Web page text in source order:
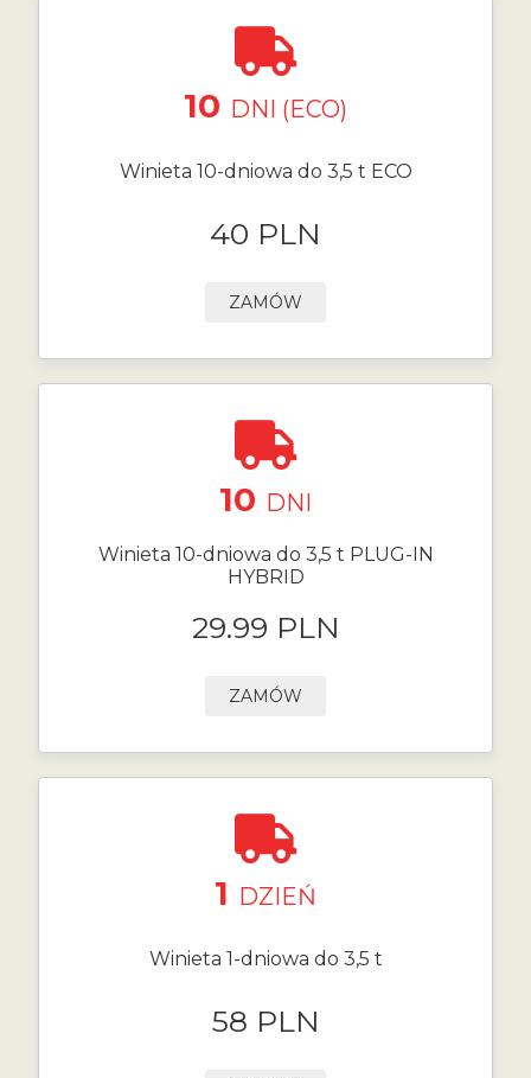
10 DNI (ECO)
Winieta 10-dniowa do 3,5 t ECO
40 PLN
ZAMÓW
10 DNI
Winieta 10-dniowa do 3,5 t PLUG-IN
HYBRID
29.99 PLN
ZAMÓW
1 DZIEŃ
Winieta 1-dniowa do 3,5 t
58 PLN